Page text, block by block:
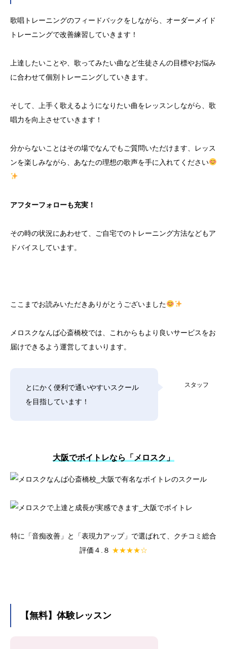
歌唱トレーニングのフィードバックをしながら、オーダーメイド
トレーニングで改善練習していきます！
上達したいことや、歌ってみたい曲など生徒さんの目標やお悩み
に合わせて個別トレーニングしていきます。
そして、上手く歌えるようになりたい曲をレッスンしながら、歌
唱力を向上させていきます！
分からないことはその場でなんでもご質問いただけます、レッス
ンを楽しみながら、あなたの理想の歌声を手に入れてください
アフターフォローも充実！
その時の状況にあわせて、ご自宅でのトレーニング方法などもア
ドバイスしています。
ここまでお読みいただきありがとうございました
メロスクなんば心斎橋校では、これからもより良いサービスをお
届けできるよう運営してまいります。
スタッフ
とにかく便利で通いやすいスクール
を目指しています！
大阪でボイトレなら「メロスク」
特に「音痴改善」と「表現力アップ」で選ばれて、クチコミ総合
評価４.８ ★★★★☆
【無料】体験レッスン